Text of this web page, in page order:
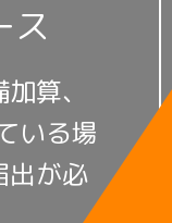
ス
算、
いる場
出が必